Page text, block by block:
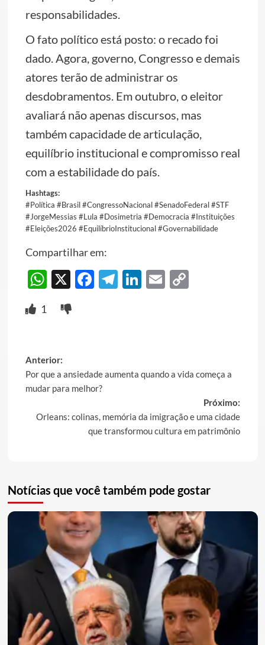
responsabilidades.
O fato político está posto: o recado foi
dado. Agora, governo, Congresso e demais
atores terão de administrar os
desdobramentos. Em outubro, o eleitor
avaliará não apenas discursos, mas
também capacidade de articulação,
equilíbrio institucional e compromisso real
com a estabilidade do país.
Hashtags:
#Política #Brasil #CongressoNacional #SenadoFederal #STF
#JorgeMessias #Lula #Dosimetria #Democracia #Instituições
#Eleições2026 #EquilíbrioInstitucional #Governabilidade
Compartilhar em:
WhatsApp
X Facebook
Telegram
LinkedIn
EmailCopy
1
Post
navigation
Anterior:
Por que a ansiedade aumenta quando a vida começa a
mudar para melhor?
Próximo:
Orleans: colinas, memória da imigração e uma cidade
que transformou cultura em patrimônio
Notícias que você também pode gostar